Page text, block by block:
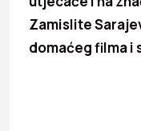
Zamislite
domaćeg filma i